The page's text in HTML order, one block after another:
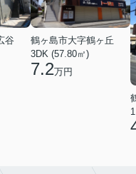
谷
鶴ヶ島市大字鶴ヶ丘
3DK (57.80㎡)
7.2万円